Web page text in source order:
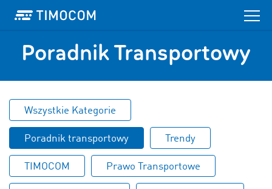
Poradnik Transportowy
Wszystkie Kategorie
Poradnik transportowy Trendy
TIMOCOM Prawo Transportowe